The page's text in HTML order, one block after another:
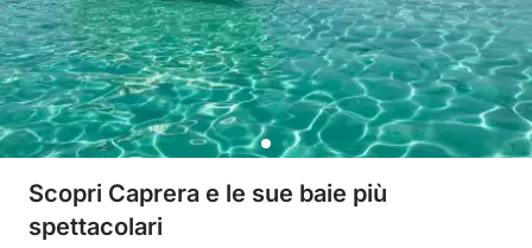
Scopri Caprera e le sue baie più
spettacolari